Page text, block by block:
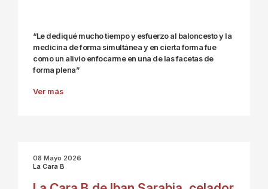
“Le dediqué mucho tiempo y esfuerzo al baloncesto y la
medicina de forma simultánea y en cierta forma fue
como un alivio enfocarme en una de las facetas de
forma plena”
Ver más
08 Mayo 2026
La Cara B